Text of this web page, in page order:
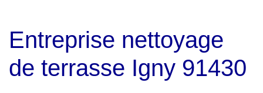
Entreprise nettoyage
de terrasse Igny 91430